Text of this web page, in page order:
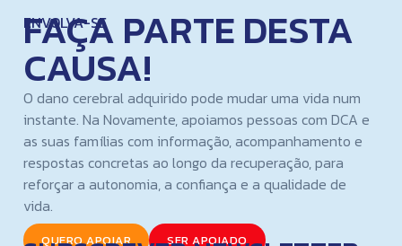
ENVOLVA-SE
FAÇA PARTE DESTA
CAUSA!
O dano cerebral adquirido pode mudar uma vida num
instante. Na Novamente, apoiamos pessoas com DCA e
as suas famílias com informação, acompanhamento e
respostas concretas ao longo da recuperação, para
reforçar a autonomia, a confiança e a qualidade de
vida.
QUERO APOIAR SER APOIADO